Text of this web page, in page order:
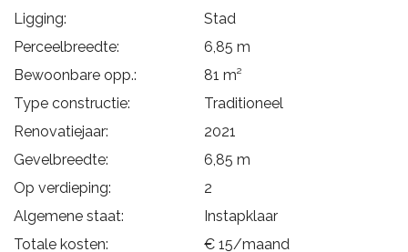
Ligging:
Stad
Perceelbreedte:
6,85 m
Bewoonbare opp.:
81 m²
Type constructie:
Traditioneel
Renovatiejaar:
2021
Gevelbreedte:
6,85 m
Op verdieping:
2
Algemene staat:
Instapklaar
Totale kosten:
€ 15/maand